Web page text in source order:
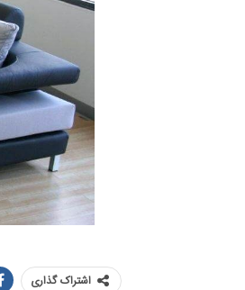
اشتراک گذاری